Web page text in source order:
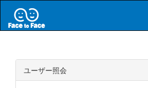
ユーザー照会